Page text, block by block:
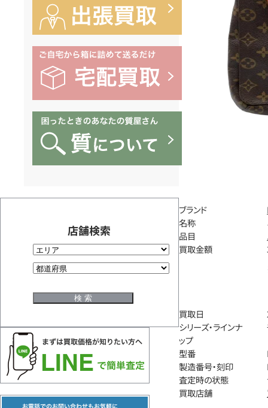
店舗検索
ブランド
名称
品目
買取金額
買取日
シリーズ・ラインナ
ップ
型番
製造番号・刻印
査定時の状態
買取店舗